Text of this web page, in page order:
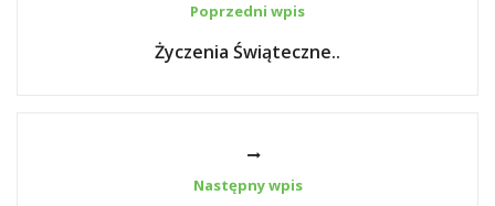
Poprzedni wpis
Życzenia Świąteczne..
Następny wpis